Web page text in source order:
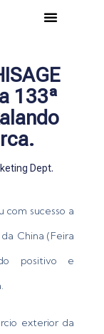
133ª
Dept.
com sucesso a
China (Feira
positivo e
exterior da